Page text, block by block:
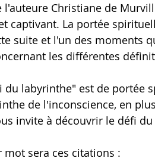
l'auteure Christiane de
captivant. La portée
suite et l'un des moments
les différentes
du labyrinthe" est de portée
de l'inconscience, en
invite à découvrir le défi
mot sera ces citations :